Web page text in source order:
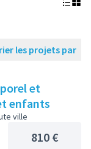
les projets par
et
enfants
ville
810 €